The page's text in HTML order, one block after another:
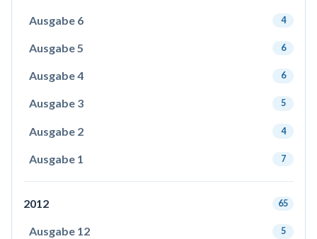
Ausgabe 6 4
Ausgabe 5 6
Ausgabe 4 6
Ausgabe 3 5
Ausgabe 2 4
Ausgabe 1 7
2012 65
Ausgabe 12 5